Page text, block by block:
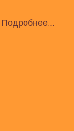
Подробнее...